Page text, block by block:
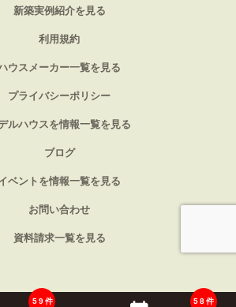
新築実例紹介を見る
利用規約
ウスメーカー一覧を見る
プライバシーポリシー
ルハウスを情報一覧を見る
ブログ
ベントを情報一覧を見る
お問い合わせ
資料請求一覧を見る
59件 58件